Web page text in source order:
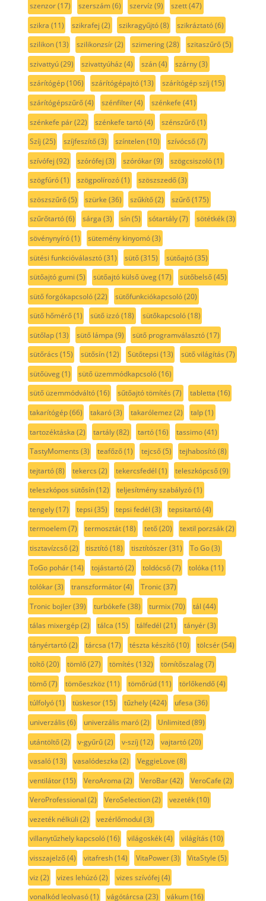
szenzor(17) szerszám(6) szervíz (9) szett(47)
szikra (11) szikrafej (2) szikragyűjtó(8) szikráztató(6)
szilikon(13) szilikonzsír(2) szimering(28) szitaszűrő(5)
szivattyú(29) szivattyúház (4) szán(4) szárny(3)
szárítógép(106) szárítógépajtó(13) szárítógép szíj (15)
szárítógépszűrő(4) szénfilter(4) szénkefe (41)
szénkefe pár(22) szénkefe tartó(4) szénszűrő(1)
Szíj (25) szíjfeszítő(3) színtelen(10) szívócső(7)
szívófej (92) szórófej (3) szórókar(9) szögcsiszoló(1)
szögfúró(1) szögpolírozó(1) szöszszedő(3)
szöszszűrő(5) szürke (36) szűkítő(2) szűrő(175)
szűrőtartó(6) sárga (3) sín(5) sótartály(7) sötétkék(3)
sövénynyíró(1) sütemény kinyomó(3)
sütési funkcióválasztó(31) sütő(315) sütőajtó(35)
sütőajtó gumi (5) sütőajtó külső üveg(17) sütőbelső(45)
sütő forgókapcsoló(22) sütőfunkciókapcsoló(20)
sütő hőmérő(1) sütő izzó(18) sütőkapcsoló(18)
sütőlap(13) sütő lámpa (9) sütő programválasztó(17)
sütőrács (15) sütősín(12) Sütőtepsi (13) sütő világítás (7)
sütőüveg(1) sütő üzemmódkapcsoló(16)
sütő üzemmódváltó(16) sűtőajtó tömítés (7) tabletta (16)
takarítógép(66) takaró(3) takarólemez (2) talp(1)
tartozéktáska (2) tartály(82) tartó(16) tassimo(41)
TastyMoments (3) teafőző(1) tejcső(5) tejhabosító(8)
tejtartó(8) tekercs (2) tekercsfedél (1) teleszkópcső(9)
teleszkópos sütősín(12) teljesítmény szabályzó(1)
tengely(17) tepsi (35) tepsi fedél (3) tepsitartó(4)
termoelem(7) termosztát(18) tető(20) textil porzsák(2)
tisztavízcső(2) tisztító(18) tisztítószer(31) To Go(3)
ToGo pohár(14) tojástartó(2) toldócső(7) tolóka (11)
tolókar(3) transzformátor(4) Tronic(37)
Tronic bojler(39) turbókefe (38) turmix(70) tál (44)
tálas mixergép(2) tálca (15) tálfedél (21) tányér(3)
tányértartó(2) tárcsa (17) tészta készítő(10) tölcsér(54)
töltő(20) tömlő(27) tömítés (132) tömítőszalag(7)
tömő(7) tömőeszköz (11) tömőrúd(11) törlőkendő(4)
túlfolyó(1) tüskesor(15) tűzhely(424) ufesa (36)
univerzális (6) univerzális maró(2) Unlimited(89)
utántöltő(2) v-gyűrű(2) v-szíj (12) vajtartó(20)
vasaló(13) vasalódeszka (2) VeggieLove (8)
ventilátor(15) VeroAroma (2) VeroBar(42) VeroCafe (2)
VeroProfessional (2) VeroSelection(2) vezeték(10)
vezeték nélküli (2) vezérlőmodul (3)
villanytűzhely kapcsoló(16) világoskék(4) világítás (10)
visszajelző(4) vitafresh(14) VitaPower(3) VitaStyle (5)
viz (2) vizes lehúzó(2) vizes szívófej (4)
vonalkód leolvasó(1) vágótárcsa (23) vákum(16)